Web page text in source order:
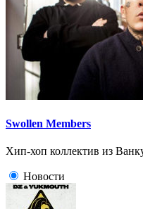
Swollen Members
Хип-хоп коллектив из
Новости